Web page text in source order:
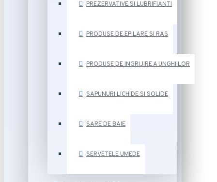
PREZERVATIVE SI LUBRIFIANTI
PRODUSE DE EPILARE SI RAS
PRODUSE DE INGRIJIRE A UNGHIILOR
SAPUNURI LICHIDE SI SOLIDE
SARE DE BAIE
SERVETELE UMEDE